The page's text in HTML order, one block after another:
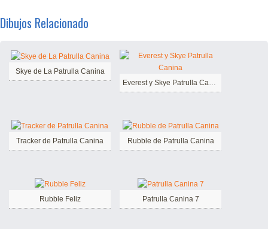
Dibujos Relacionado
Skye de La Patrulla Canina
Everest y Skye Patrulla Canina
Tracker de Patrulla Canina Rubble de Patrulla Canina
Rubble Feliz Patrulla Canina 7